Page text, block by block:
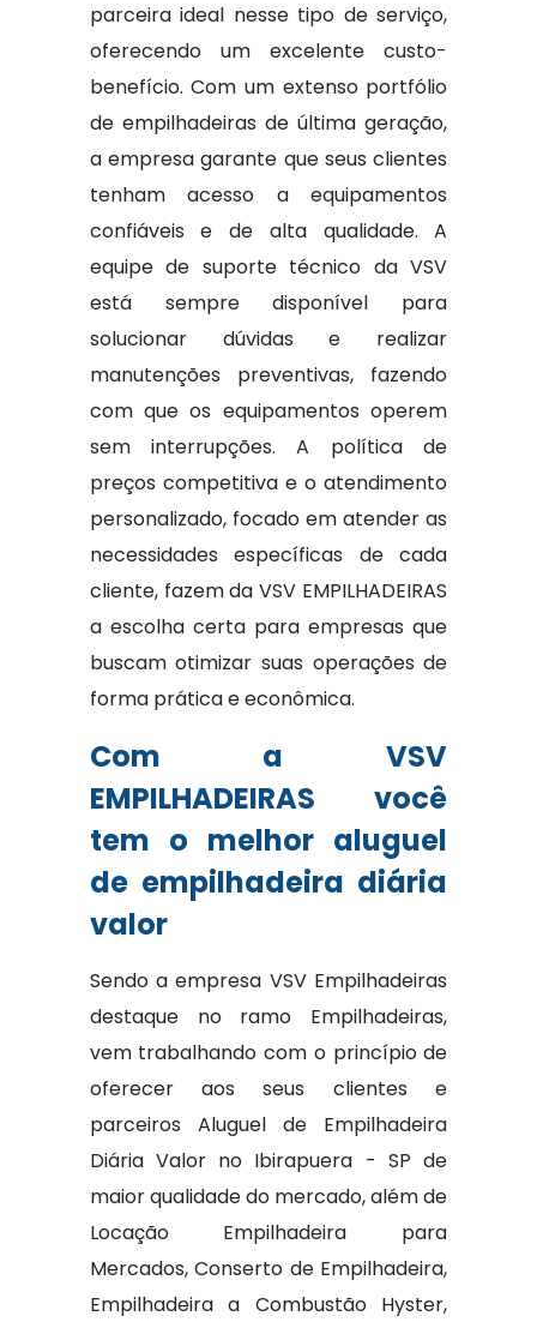
parceira ideal nesse tipo de serviço,
oferecendo um excelente custo-
benefício. Com um extenso portfólio
de empilhadeiras de última geração,
a empresa garante que seus clientes
tenham acesso a equipamentos
confiáveis e de alta qualidade. A
equipe de suporte técnico da VSV
está sempre disponível para
solucionar dúvidas e realizar
manutenções preventivas, fazendo
com que os equipamentos operem
sem interrupções. A política de
preços competitiva e o atendimento
personalizado, focado em atender as
necessidades específicas de cada
cliente, fazem da VSV EMPILHADEIRAS
a escolha certa para empresas que
buscam otimizar suas operações de
forma prática e econômica.
Com a VSV
EMPILHADEIRAS você
tem o melhor aluguel
de empilhadeira diária
valor
Sendo a empresa VSV Empilhadeiras
destaque no ramo Empilhadeiras,
vem trabalhando com o princípio de
oferecer aos seus clientes e
parceiros Aluguel de Empilhadeira
Diária Valor no Ibirapuera - SP de
maior qualidade do mercado, além de
Locação Empilhadeira para
Mercados, Conserto de Empilhadeira,
Empilhadeira a Combustão Hyster,